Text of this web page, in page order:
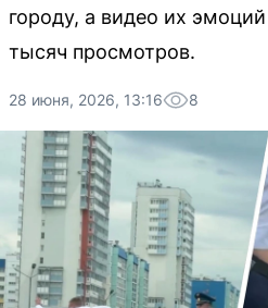
городу, а видео их
тысяч просмотров.
28 июня, 2026, 13:16 8